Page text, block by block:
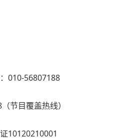
010-56807188
节目覆盖热线）
10120210001